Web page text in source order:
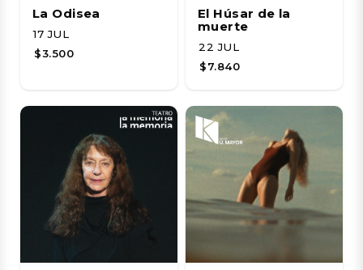
La Odisea
17 JUL
$3.500
El Húsar de la
muerte
22 JUL
$7.840